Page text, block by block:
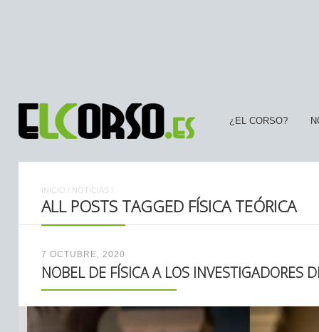
¿EL CORSO?
INICIO / NOTICIAS /
ALL POSTS TAGGED FÍSICA TEÓRICA
7 OCTUBRE, 2020
NOBEL DE FÍSICA A LOS INVESTIGADORES